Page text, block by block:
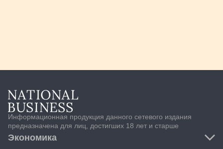
Информационная продукция данного сетевого издания
предназначена для лиц, достигших 18 лет и старше
Экономика